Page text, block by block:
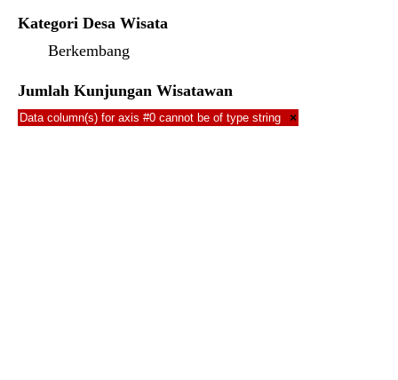
Kategori Desa Wisata
Berkembang
Jumlah Kunjungan Wisatawan
Data column(s) for axis #0 cannot be of type string ×